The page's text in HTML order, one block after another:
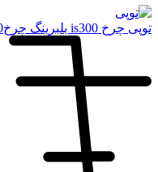
توپی چرخ is300 بلبرینگ چرخis300